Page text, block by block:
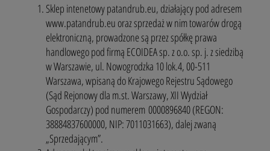
Sklep intenetowy patandrub.eu, działający pod adresem
www.patandrub.eu oraz sprzedaż w nim towarów drogą
elektroniczną, prowadzone są przez spółkę prawa
handlowego pod firmą ECOIDEA sp. z o.o. sp. j. z siedzibą
w Warszawie, ul. Nowogrodzka 10 lok.4, 00-511
Warszawa, wpisaną do Krajowego Rejestru Sądowego
(Sąd Rejonowy dla m.st. Warszawy, XII Wydział
Gospodarczy) pod numerem 0000896840 (REGON:
38884837600000, NIP: 7011031663), dalej zwaną
„Sprzedającym”.